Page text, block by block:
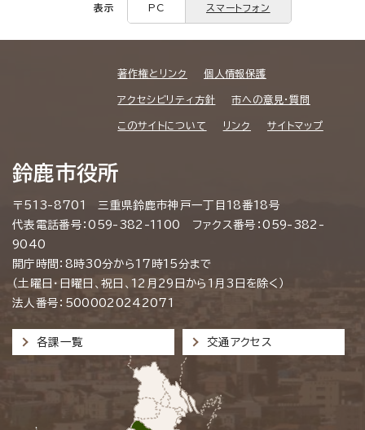
表示 PC スマートフォン
著作権とリンク 個人情報保護
アクセシビリティ方針 市への意見・質問
このサイトについて リンク サイトマップ
鈴鹿市役所
〒513-8701 三重県鈴鹿市神戸一丁目18番18号
代表電話番号：059-382-1100 ファクス番号：059-382-
9040
開庁時間：8時30分から17時15分まで
（土曜日・日曜日、祝日、12月29日から1月3日を除く）
法人番号：5000020242071
各課一覧 交通アクセス